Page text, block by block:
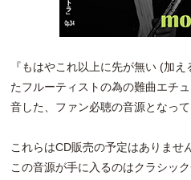
『もはやこれ以上に先が無い (加
たフルーティストの為の難曲エチ
音した、ファン必聴の音源となって
これらはCD販売の予定はありませ
この音源が手に入るのはクラシッ